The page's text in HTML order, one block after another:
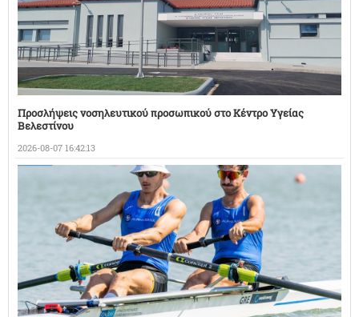
Προσλήψεις νοσηλευτικού προσωπικού στο Κέντρο Υγείας
Βελεστίνου
2026-08-07 16:42:13